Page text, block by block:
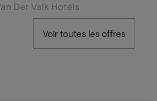
Der Valk Hotels
Voir toutes les offres